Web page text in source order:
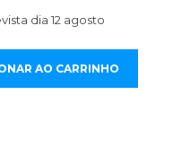
dia 12 agosto
AO CARRINHO